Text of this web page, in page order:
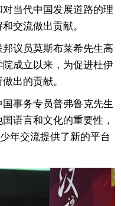
当代中国发展道路的理
交流做出贡献。
议员莫斯布莱希先生高
成立以来，为促进杜伊
出的贡献。
事务专员普弗鲁克先生
语言和文化的重要性，
年交流提供了新的平台